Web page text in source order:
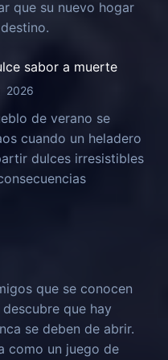
que su nuevo hogar
sabor a muerte
2026
de verano se
cuando un heladero
dulces irresistibles
que se conocen
que hay
se deben de abrir.
como un juego de